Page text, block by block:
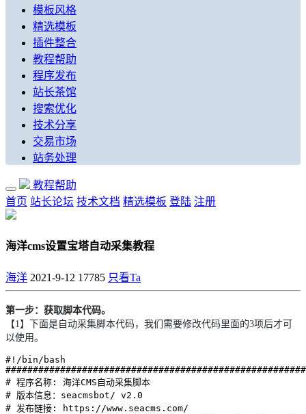
模板风格
精选模板
插件整合
教程帮助
程序发布
站长茶馆
搜索优化
技术分享
交易市场
站务处理
教程帮助
首页 站长论坛 技术文档 精选模板 登陆 注册
海洋cms设置宝塔自动采集教程
海洋 2021-9-12 17785 只看Ta
第一步：获取脚本代码。
【1】下面是自动采集脚本代码，我们需要修改代码里面的3项后才可
以使用。
#!/bin/bash
# 程序名称: 海洋CMS自动采集脚本
# 版本信息：seacmsbot/ v2.0
# 发布链接: https://www.seacms.com/